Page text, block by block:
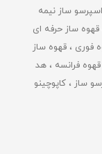
اسپرسو ساز نیمه
قهوه ساز حرفه ای
فوری
قهوه ساز
قهوه فرانسه
هد
ساز
کاپوچینو